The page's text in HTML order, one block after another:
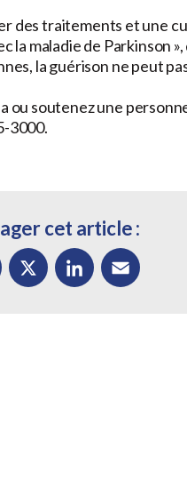
des traitements et une
la maladie de Parkinson
la guérison ne peut
ou soutenez une
3000.
cet article :